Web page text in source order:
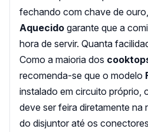
fechando com chave de
Aquecido garante que a
hora de servir. Quanta
Como a maioria dos
recomenda-se que o modelo
instalado em circuito próprio,
deve ser feira diretamente na
do disjuntor até os